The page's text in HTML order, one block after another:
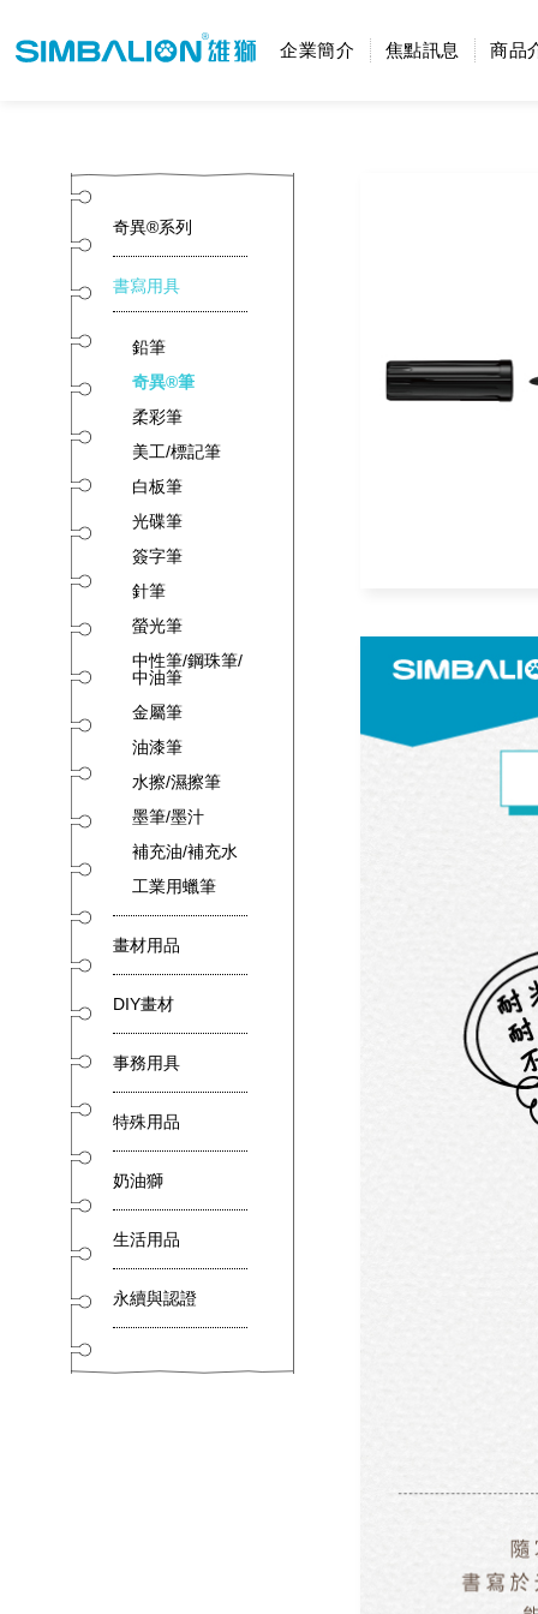
企業簡介 焦點訊息 商品
奇異®系列
書寫用具
鉛筆
奇異®筆
柔彩筆
美工/標記筆
白板筆
光碟筆
簽字筆
針筆
螢光筆
中性筆/鋼珠筆/
中油筆
金屬筆
油漆筆
水擦/濕擦筆
墨筆/墨汁
補充油/補充水
工業用蠟筆
畫材用品
DIY畫材
事務用具
特殊用品
奶油獅
生活用品
永續與認證